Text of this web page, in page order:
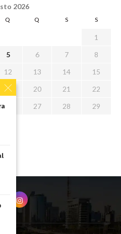
2026
Q Q S S
1
5 6 7
8
12 13 14
15
19 20 21
22
26 27 28
29